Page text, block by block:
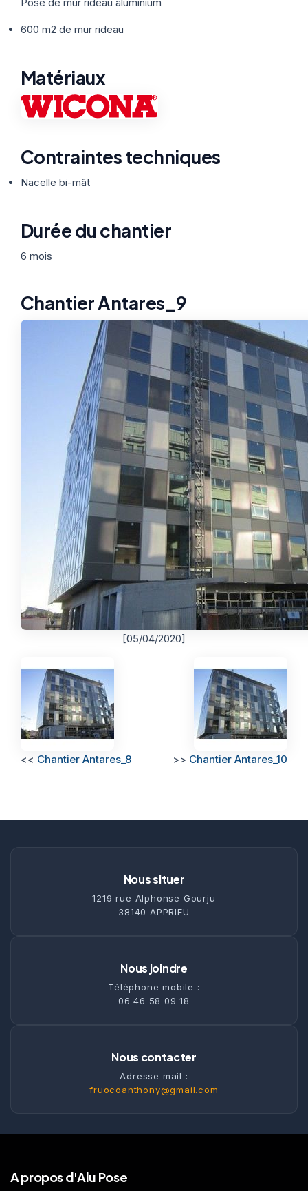
Nos Formules ACTUALITÉS
ETRE RAPPELÉ
600 m2 de mur rideau
Matériaux
Contraintes techniques
Nacelle bi-mât
Durée du chantier
6 mois
Chantier Antares_9
[05/04/2020]
<< Chantier Antares_8 >> Chantier Antares_10
Nous situer
1219 rue Alphonse Gourju
38140 APPRIEU
Nous joindre
Téléphone mobile :
06 46 58 09 18
Nous contacter
Adresse mail :
fruocoanthony@gmail.com
A propos d'Alu Pose